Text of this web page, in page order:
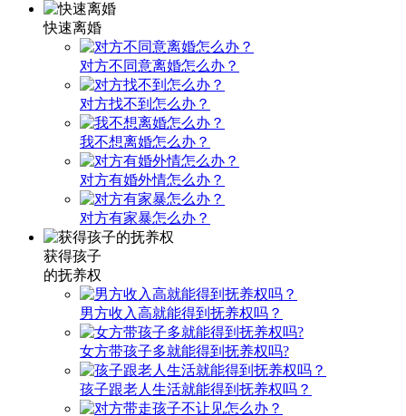
快速离婚
对方不同意离婚怎么办？
对方找不到怎么办？
我不想离婚怎么办？
对方有婚外情怎么办？
对方有家暴怎么办？
获得孩子
的抚养权
男方收入高就能得到抚养权吗？
女方带孩子多就能得到抚养权吗?
孩子跟老人生活就能得到抚养权吗？